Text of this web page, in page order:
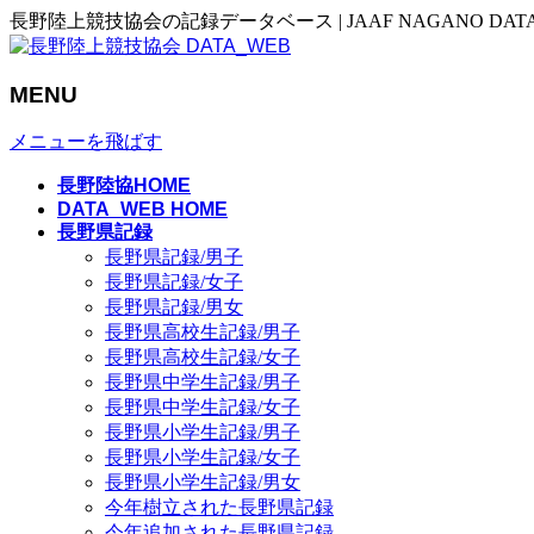
長野陸上競技協会の記録データベース | JAAF NAGANO
MENU
メニューを飛ばす
長野陸協HOME
DATA_WEB HOME
長野県記録
長野県記録/男子
長野県記録/女子
長野県記録/男女
長野県高校生記録/男子
長野県高校生記録/女子
長野県中学生記録/男子
長野県中学生記録/女子
長野県小学生記録/男子
長野県小学生記録/女子
長野県小学生記録/男女
今年樹立された長野県記録